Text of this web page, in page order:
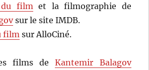
film et la filmographie de
sur le site IMDB.
film sur AlloCiné.
films deKantemir Balagov